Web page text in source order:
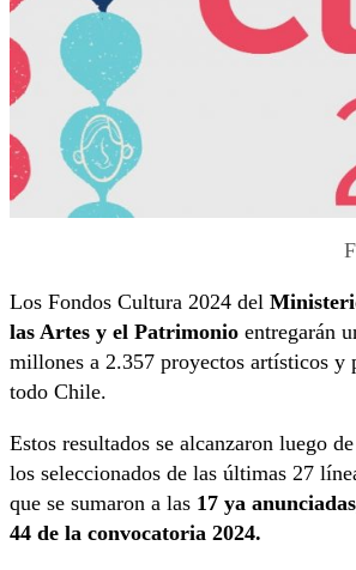
Los Fondos Cultura 2024 del
las Artes y el Patrimonio entregarán
millones a 2.357 proyectos artísticos y
todo Chile.
Estos resultados se alcanzaron luego
los seleccionados de las últimas 27
que se sumaron a las 17 ya
44 de la convocatoria 2024.